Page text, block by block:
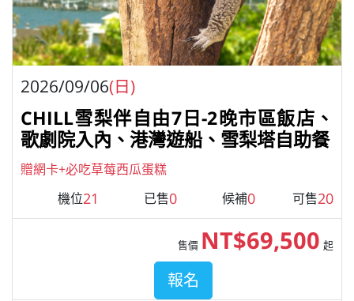
2026/09/06(日)
CHILL雪梨伴自由7日-2晚市區飯店、
歌劇院入內、港灣遊船、雪梨塔自助餐
贈網卡+必吃草莓西瓜蛋糕
機位21 已售0 候補0 可售20
售價 NT$69,500 起
報名